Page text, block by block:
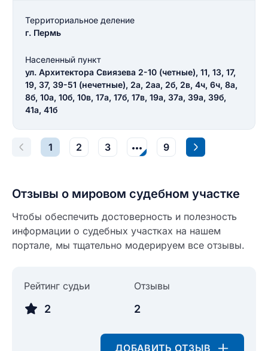
Территориальное деление
г. Пермь
Населенный пункт
ул. Архитектора Свиязева 2-10 (четные), 11, 13, 17,
19, 37, 39-51 (нечетные), 2а, 2аа, 2б, 2в, 4ч, 6ч, 8а,
8б, 10а, 10б, 10в, 17а, 17б, 17в, 19а, 37а, 39а, 39б,
41а, 41б
1 2 3 9
Отзывы о мировом судебном участке
Чтобы обеспечить достоверность и полезность
информации о судебных участках на нашем
портале, мы тщательно модерируем все отзывы.
Рейтинг судьи
2
Отзывы
2
ДОБАВИТЬ ОТЗЫВ